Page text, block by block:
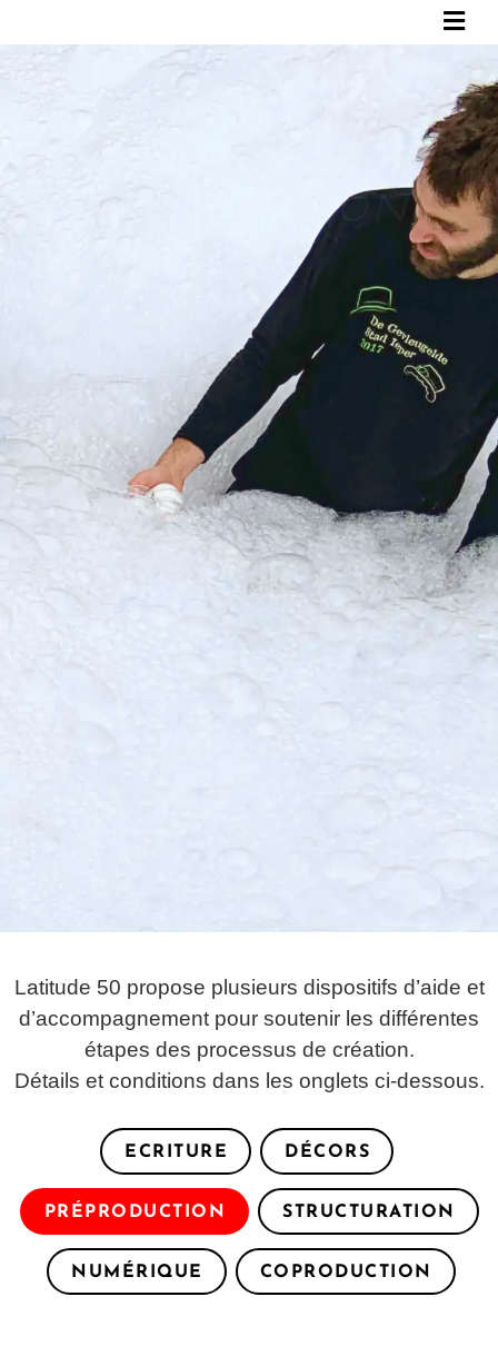
La
iON
Latitude 50 propose plusieurs dispositifs d’aide et
d’accompagnement pour soutenir les différentes
étapes des processus de création.
Détails et conditions dans les onglets ci-dessous.
ECRITURE DÉCORS
PRÉPRODUCTION STRUCTURATION
NUMÉRIQUE COPRODUCTION